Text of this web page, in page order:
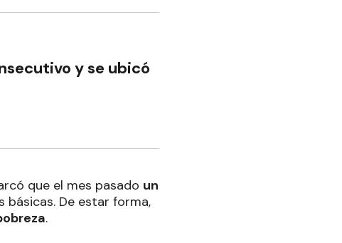
y se ubicó
que el mes pasado un
básicas. De estar forma,
.